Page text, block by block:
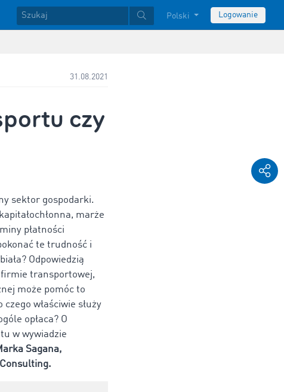
Polski Logowanie
31.08.2021
czy
sektor gospodarki.
marże
płatności
te trudność i
Odpowiedzią
transportowej,
może pomóc to
właściwie służy
opłaca? O
w wywiadzie
Sagana,